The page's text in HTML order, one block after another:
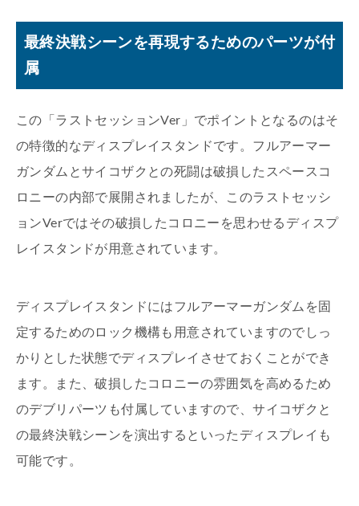
最終決戦シーンを再現するためのパーツが付
属
この「ラストセッションVer」でポイントとなるのはそ
の特徴的なディスプレイスタンドです。フルアーマー
ガンダムとサイコザクとの死闘は破損したスペースコ
ロニーの内部で展開されましたが、このラストセッシ
ョンVerではその破損したコロニーを思わせるディスプ
レイスタンドが用意されています。
ディスプレイスタンドにはフルアーマーガンダムを固
定するためのロック機構も用意されていますのでしっ
かりとした状態でディスプレイさせておくことができ
ます。また、破損したコロニーの雰囲気を高めるため
のデブリパーツも付属していますので、サイコザクと
の最終決戦シーンを演出するといったディスプレイも
可能です。